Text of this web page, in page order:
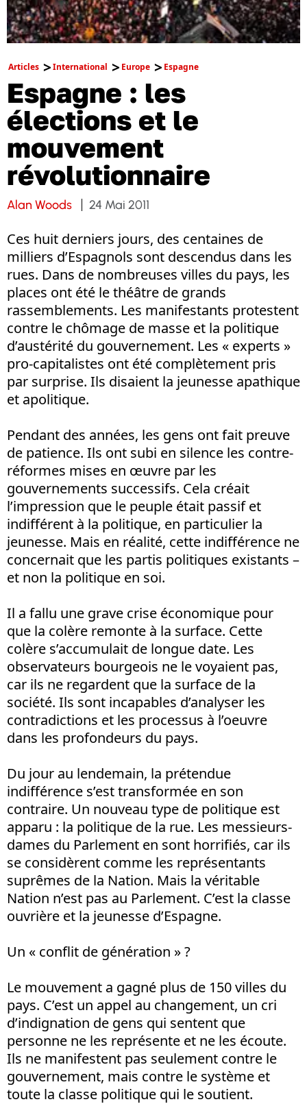
Articles International Europe Espagne
Espagne : les
élections et le
mouvement
révolutionnaire
Alan Woods 24 Mai 2011
Ces huit derniers jours, des centaines de
milliers d’Espagnols sont descendus dans les
rues. Dans de nombreuses villes du pays, les
places ont été le théâtre de grands
rassemblements. Les manifestants protestent
contre le chômage de masse et la politique
d’austérité du gouvernement. Les « experts »
pro-capitalistes ont été complètement pris
par surprise. Ils disaient la jeunesse apathique
et apolitique.
Pendant des années, les gens ont fait preuve
de patience. Ils ont subi en silence les contre-
réformes mises en œuvre par les
gouvernements successifs. Cela créait
l’impression que le peuple était passif et
indifférent à la politique, en particulier la
jeunesse. Mais en réalité, cette indifférence ne
concernait que les partis politiques existants –
et non la politique en soi.
Il a fallu une grave crise économique pour
que la colère remonte à la surface. Cette
colère s’accumulait de longue date. Les
observateurs bourgeois ne le voyaient pas,
car ils ne regardent que la surface de la
société. Ils sont incapables d’analyser les
contradictions et les processus à l’oeuvre
dans les profondeurs du pays.
Du jour au lendemain, la prétendue
indifférence s’est transformée en son
contraire. Un nouveau type de politique est
apparu : la politique de la rue. Les messieurs-
dames du Parlement en sont horrifiés, car ils
se considèrent comme les représentants
suprêmes de la Nation. Mais la véritable
Nation n’est pas au Parlement. C’est la classe
ouvrière et la jeunesse d’Espagne.
Un « conflit de génération » ?
Le mouvement a gagné plus de 150 villes du
pays. C’est un appel au changement, un cri
d’indignation de gens qui sentent que
personne ne les représente et ne les écoute.
Ils ne manifestent pas seulement contre le
gouvernement, mais contre le système et
toute la classe politique qui le soutient.